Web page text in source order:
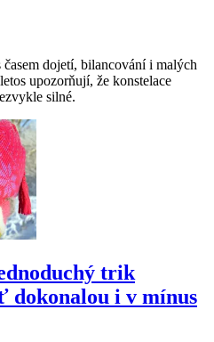
dojetí, bilancování i malých
upozorňují, že konstelace
silné.
trik
dokonalou i v mínus